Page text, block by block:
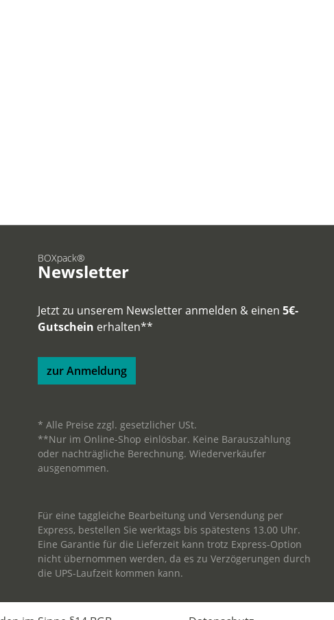
BOXpack®
Newsletter
Jetzt zu unserem Newsletter anmelden & einen 5€-
Gutschein erhalten**
zur Anmeldung
* Alle Preise zzgl. gesetzlicher USt.
**Nur im Online-Shop einlösbar. Keine Barauszahlung
oder nachträgliche Berechnung. Wiederverkäufer
ausgenommen.
Für eine taggleiche Bearbeitung und Versendung per
Express, bestellen Sie werktags bis spätestens 13.00 Uhr.
Eine Garantie für die Lieferzeit kann trotz Express-Option
nicht übernommen werden, da es zu Verzögerungen durch
die UPS-Laufzeit kommen kann.